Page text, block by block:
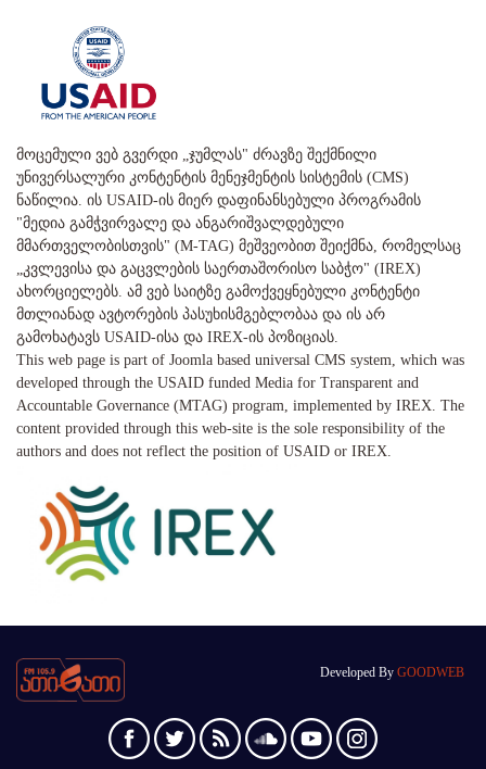
მოცემული ვებ გვერდი „ჯუმლას" ძრავზე შექმნილი
უნივერსალური კონტენტის მენეჯმენტის სისტემის (CMS)
ნაწილია. ის USAID-ის მიერ დაფინანსებული პროგრამის
"მედია გამჭვირვალე და ანგარიშვალდებული
მმართველობისთვის" (M-TAG) მეშვეობით შეიქმნა, რომელსაც
„კვლევისა და გაცვლების საერთაშორისო საბჭო" (IREX)
ახორციელებს. ამ ვებ საიტზე გამოქვეყნებული კონტენტი
მთლიანად ავტორების პასუხისმგებლობაა და ის არ
გამოხატავს USAID-ისა და IREX-ის პოზიციას.
This web page is part of Joomla based universal CMS system, which was
developed through the USAID funded Media for Transparent and
Accountable Governance (MTAG) program, implemented by IREX. The
content provided through this web-site is the sole responsibility of the
authors and does not reflect the position of USAID or IREX.
Developed By GOODWEB